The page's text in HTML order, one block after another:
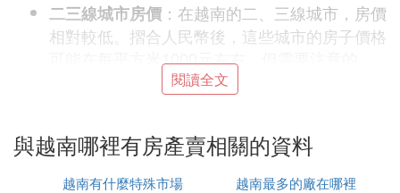
二三線城市房價 ：在越南的二、三線城市，房價
相對較低。摺合人民幣後，這些城市的房子價格
可能在每平方米1000元左右。但需要注意的
是，具體價格仍會受到地段、房屋類型等因素的
市中心與市外房價差異：在越南的市中心，房價
普遍較高。以市中心外的區域為例，房產每平方
米的平均價格大約是1000美元。而市中心每平
閱讀全文
與越南哪裡有房產賣相關的資料
越南有什麼特殊市場
越南最多的廠在哪裡